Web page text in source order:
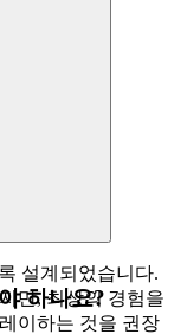
설계되었습니다.
만, 최상의 경험을
이하는 것을 권장
하나요?